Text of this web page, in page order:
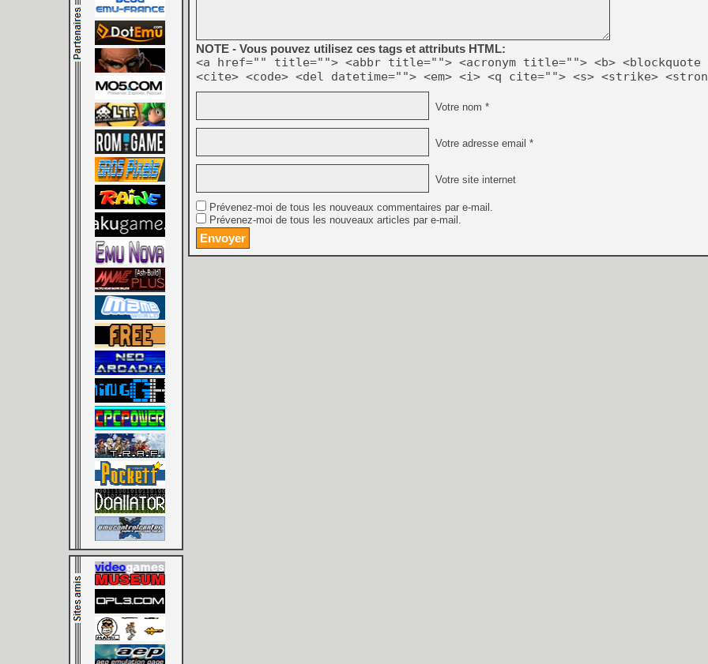
[GK] Oubliez Crazy Taxi,
[LS] [Switch] NSZ 5.0.0
[GK] No More Room in
[GK] Un chatbot Atelier
[GK] Mémoire cash -
[GK] Nvidia : le prix des
[GK] Suikoden Star Leap
[Mo5] La mini borne
NOTE - Vous pouvez utilisez ces tags et attributs HTML:
<a href="" title=""> <abbr title=""> <acronym title=""> <b> <blockquote
<cite> <code> <del datetime=""> <em> <i> <q cite=""> <s> <strike>
Votre nom *
Votre adresse email *
Votre site internet
Prévenez-moi de tous les nouveaux commentaires par e-mail.
Prévenez-moi de tous les nouveaux articles par e-mail.